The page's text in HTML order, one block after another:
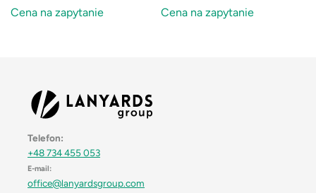
Cena na zapytanie Cena na zapytanie
Telefon:
+48 734 455 053
E-mail:
office@lanyardsgroup.com